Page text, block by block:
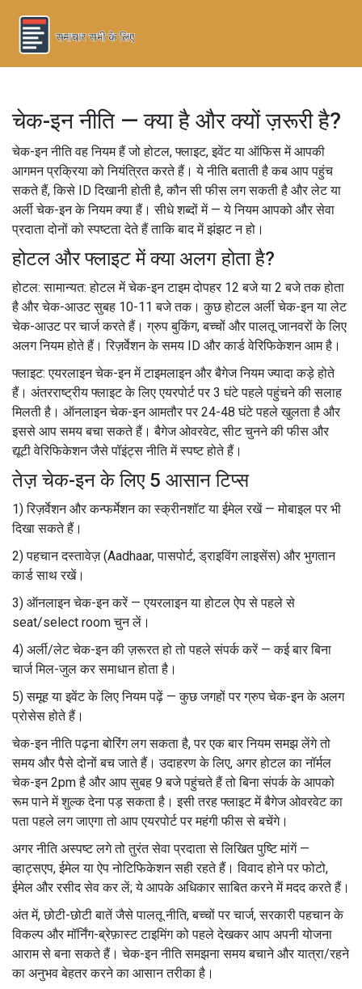
चेक-इन नीति — क्या है और क्यों ज़रूरी है?
चेक-इन नीति वह नियम हैं जो होटल, फ्लाइट, इवेंट या ऑफिस में आपकी
आगमन प्रक्रिया को नियंत्रित करते हैं। ये नीति बताती है कब आप पहुंच
सकते हैं, किसे ID दिखानी होती है, कौन सी फीस लग सकती है और लेट या
अर्ली चेक-इन के नियम क्या हैं। सीधे शब्दों में — ये नियम आपको और सेवा
प्रदाता दोनों को स्पष्टता देते हैं ताकि बाद में झंझट न हो।
होटल और फ्लाइट में क्या अलग होता है?
होटल: सामान्यत: होटल में चेक-इन टाइम दोपहर 12 बजे या 2 बजे तक होता
है और चेक-आउट सुबह 10-11 बजे तक। कुछ होटल अर्ली चेक-इन या लेट
चेक-आउट पर चार्ज करते हैं। ग्रुप बुकिंग, बच्चों और पालतू जानवरों के लिए
अलग नियम होते हैं। रिज़र्वेशन के समय ID और कार्ड वेरिफिकेशन आम है।
फ्लाइट: एयरलाइन चेक-इन में टाइमलाइन और बैगेज नियम ज्यादा कड़े होते
हैं। अंतरराष्ट्रीय फ्लाइट के लिए एयरपोर्ट पर 3 घंटे पहले पहुंचने की सलाह
मिलती है। ऑनलाइन चेक-इन आमतौर पर 24-48 घंटे पहले खुलता है और
इससे आप समय बचा सकते हैं। बैगेज ओवरवेट, सीट चुनने की फीस और
द्यूटी वेरिफिकेशन जैसे पॉइंट्स नीति में स्पष्ट होते हैं।
तेज़ चेक-इन के लिए 5 आसान टिप्स
1) रिज़र्वेशन और कन्फर्मेशन का स्क्रीनशॉट या ईमेल रखें — मोबाइल पर भी
दिखा सकते हैं।
2) पहचान दस्तावेज़ (Aadhaar, पासपोर्ट, ड्राइविंग लाइसेंस) और भुगतान
कार्ड साथ रखें।
3) ऑनलाइन चेक-इन करें — एयरलाइन या होटल ऐप से पहले से
seat/select room चुन लें।
4) अर्ली/लेट चेक-इन की ज़रूरत हो तो पहले संपर्क करें — कई बार बिना
चार्ज मिल-जुल कर समाधान होता है।
5) समूह या इवेंट के लिए नियम पढ़ें — कुछ जगहों पर ग्रुप चेक-इन के अलग
प्रोसेस होते हैं।
चेक-इन नीति पढ़ना बोरिंग लग सकता है, पर एक बार नियम समझ लेंगे तो
समय और पैसे दोनों बच जाते हैं। उदाहरण के लिए, अगर होटल का नॉर्मल
चेक-इन 2pm है और आप सुबह 9 बजे पहुंचते हैं तो बिना संपर्क के आपको
रूम पाने में शुल्क देना पड़ सकता है। इसी तरह फ्लाइट में बैगेज ओवरवेट का
पता पहले लग जाएगा तो आप एयरपोर्ट पर महंगी फीस से बचेंगे।
अगर नीति अस्पष्ट लगे तो तुरंत सेवा प्रदाता से लिखित पुष्टि मांगें —
व्हाट्सएप, ईमेल या ऐप नोटिफिकेशन सही रहते हैं। विवाद होने पर फोटो,
ईमेल और रसीद सेव कर लें; ये आपके अधिकार साबित करने में मदद करते हैं।
अंत में, छोटी-छोटी बातें जैसे पालतू नीति, बच्चों पर चार्ज, सरकारी पहचान के
विकल्प और मॉर्निंग-ब्रेफ़ास्ट टाइमिंग को पहले देखकर आप अपनी योजना
आराम से बना सकते हैं। चेक-इन नीति समझना समय बचाने और यात्रा/रहने
का अनुभव बेहतर करने का आसान तरीका है।